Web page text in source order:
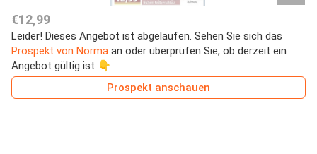
€12,99
Leider! Dieses Angebot ist abgelaufen. Sehen Sie sich das
Prospekt von Norma an oder überprüfen Sie, ob derzeit ein
Angebot gültig ist 👇
Prospekt anschauen